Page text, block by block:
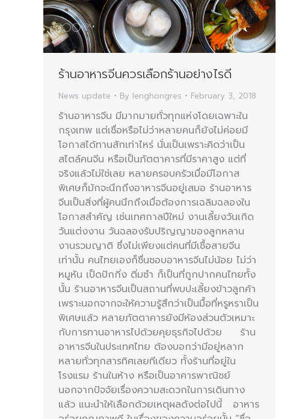
ร้านอาหารจีนควรเลือกร้านอย่างไรดี
News update By lenghongres February 3, 2018
ร้านอาหารจีน มีมากมายทั่วทุกแห่งโดยเฉพาะใน
กรุงเทพ แต่เชื่อหรือไม่ว่าหลายคนก็ยังไม่ค่อยมี
โอกาสได้ทานสักเท่าไหร่ นั่นเป็นเพราะคิดว่าเป็น
สไตล์คนจีน หรือเป็นภัตตาคารที่มีราคาสูง แต่ที่
จริงแล้วไม่ใช่เลย หลายครอบครัวเมื่อมีโอกาส
พิเศษก็มักจะนึกถึงอาหารจีนอยู่เสมอ ร้านอาหาร
จีนเป็นสิ่งที่ผู้คนนึกถึงเมื่อต้องการเฉลิมฉลองใน
โอกาสสำคัญ เช่นเทศกาลปีใหม่ งานเลี้ยงวันเกิด
วันแต่งงาน วันฉลองรับปริญญาของลูกหลาน
งานรวมญาติ ซึ่งไม่เพียงแต่คนที่มีเชื้อสายจีน
เท่านั้น คนไทยเองก็ชื่นชอบอาหารจีนไม่น้อย ไม่ว่า
หมูหัน เป็ดปักกิ่ง ติ่มซำ ก็เป็นที่ถูกปากคนไทยทั้ง
นั้น ร้านอาหารจีนเป็นสถานที่พบปะเลี้ยงข้าวลูกค้า
เพราะนอกจากจะให้ความรู้สึกว่าเป็นมื้อที่หรูหราเป็น
พิเศษแล้ว หลายภัตตาคารยังมีห้องส่วนตัวเหมาะ
กับการทานอาหารไปด้วยคุยธุรกิจไปด้วย ร้าน
อาหารจีนในประเทศไทย ต้องบอกว่ามีอยู่หลาก
หลายทั่วทุกสารทิศเลยทีเดียว ทั้งร้านที่อยู่ใน
โรงแรม ร้านในห้าง หรือเป็นอาคารพาณิชย์
นอกจากปัจจัยเรื่องความสะดวกในการเดินทาง
แล้ว แนะนำให้เลือกด้วยเหตุผลดังต่อไปนี้ อาหาร